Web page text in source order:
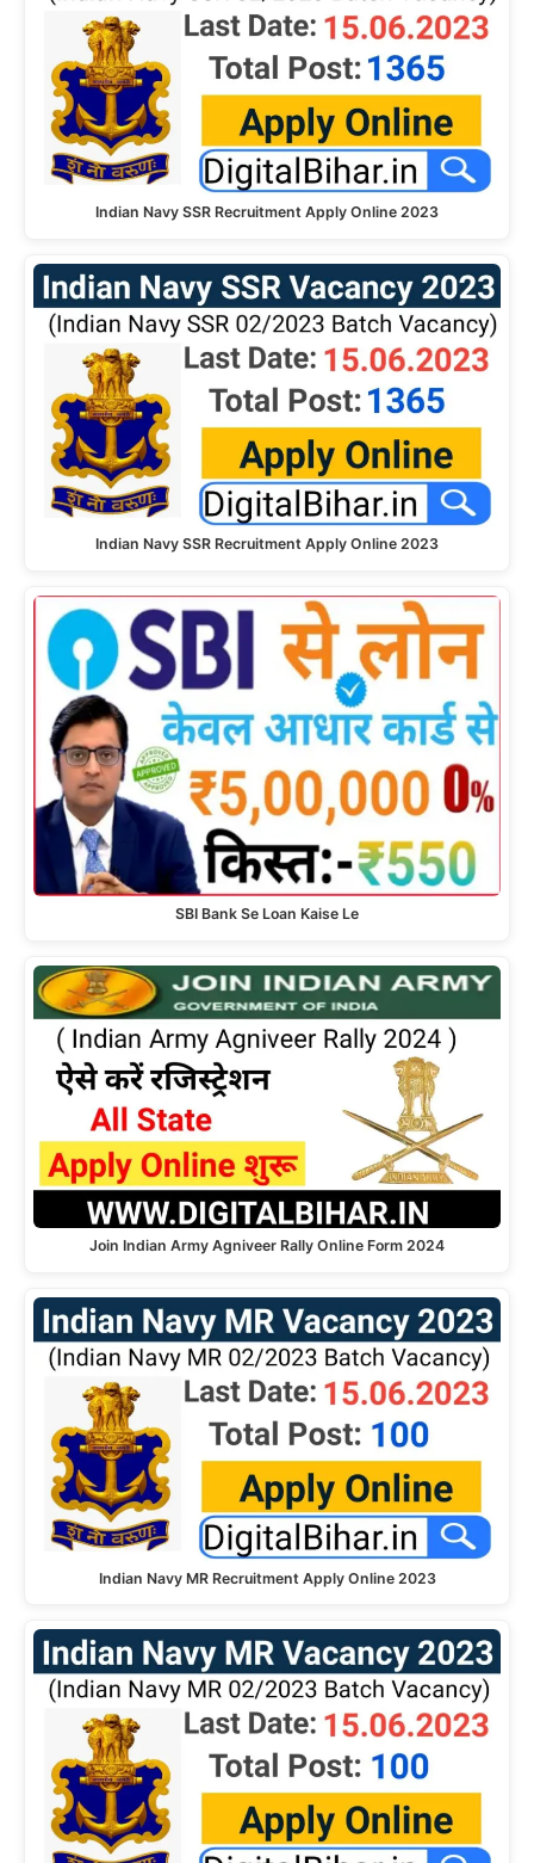
Indian Navy SSR Recruitment Apply Online 2023
Indian Navy SSR Recruitment Apply Online 2023
SBI Bank Se Loan Kaise Le
Join Indian Army Agniveer Rally Online Form 2024
Indian Navy MR Recruitment Apply Online 2023